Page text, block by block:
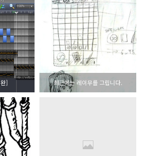
] 최근에는 레이무를 그립니다.